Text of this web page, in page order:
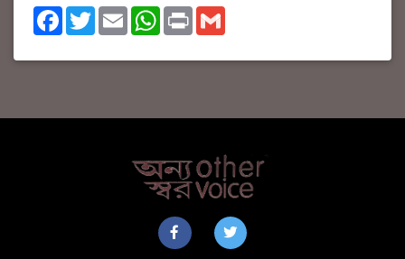
F
a
c
e
k
T
w
t
E
m
a
i
W
h
a
t
p
P
r
n i